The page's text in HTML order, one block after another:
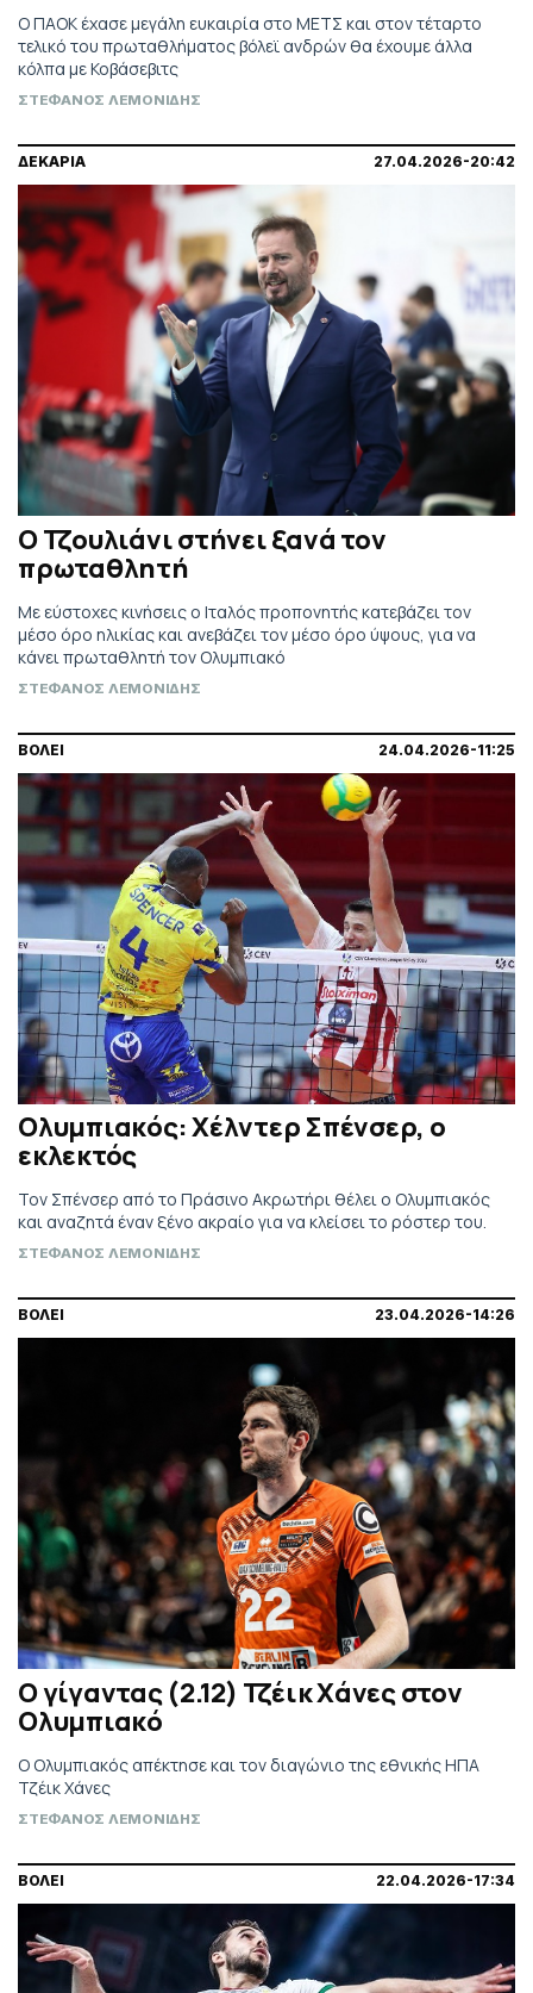
Ο ΠΑΟΚ έχασε μεγάλη ευκαιρία στο ΜΕΤΣ και στον τέταρτο
τελικό του πρωταθλήματος βόλεϊ ανδρών θα έχουμε άλλα
κόλπα με Κοβάσεβιτς
ΣΤΕΦΑΝΟΣ ΛΕΜΟΝΙΔΗΣ
ΔΕΚΑΡΙΑ 27.04.2026-20:42
Ο Τζουλιάνι στήνει ξανά τον
πρωταθλητή
Με εύστοχες κινήσεις ο Ιταλός προπονητής κατεβάζει τον
μέσο όρο ηλικίας και ανεβάζει τον μέσο όρο ύψους, για να
κάνει πρωταθλητή τον Ολυμπιακό
ΣΤΕΦΑΝΟΣ ΛΕΜΟΝΙΔΗΣ
ΒΟΛΕΙ 24.04.2026-11:25
Ολυμπιακός: Χέλντερ Σπένσερ, ο
εκλεκτός
Τον Σπένσερ από το Πράσινο Ακρωτήρι θέλει ο Ολυμπιακός
και αναζητά έναν ξένο ακραίο για να κλείσει το ρόστερ του.
ΣΤΕΦΑΝΟΣ ΛΕΜΟΝΙΔΗΣ
ΒΟΛΕΙ 23.04.2026-14:26
Ο γίγαντας (2.12) Τζέικ Χάνες στον
Ολυμπιακό
Ο Ολυμπιακός απέκτησε και τον διαγώνιο της εθνικής ΗΠΑ
Τζέικ Χάνες
ΣΤΕΦΑΝΟΣ ΛΕΜΟΝΙΔΗΣ
ΒΟΛΕΙ 22.04.2026-17:34